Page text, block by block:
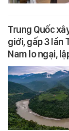
Trung Quốc
giới, gấp 3 lần
Nam lo ngại,